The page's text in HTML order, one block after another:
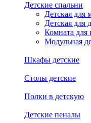
Детские спальни
Детская для
Детская для
Комната для
Модульная
Шкафы детские
Столы детские
Полки в детскую
Детские пеналы